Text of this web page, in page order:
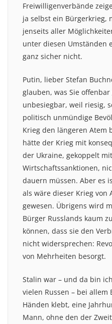
Freiwilligenverbände
ja selbst ein Bürgerkrieg,
jenseits aller
unter diesen Umständen
ganz sicher nicht.
Putin, lieber Stefan
glauben, was Sie
unbesiegbar, weil riesig,
politisch unmündige
Krieg den längeren Atem
hätte der Krieg mit
der Ukraine, gekoppelt
Wirtschaftssanktionen,
dauern müssen. Aber es
als wäre dieser Krieg von
gewesen. Übrigens wird
Bürger Russlands kaum
können, dass sie den
nicht widersprechen:
von Mehrheiten besorgt.
Stalin war – und da bin
vielen Russen – bei allem
Händen klebt, eine
Mann, ohne den der